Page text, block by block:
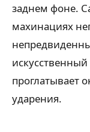
заднем фоне.
махинациях
проглатывает
ударения.